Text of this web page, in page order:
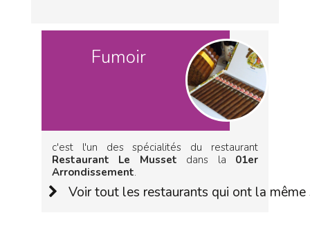
Fumoir
c'est l'un des spécialités du restaurant
Restaurant Le Musset dans la 01er
Arrondissement.
Voir tout les restaurants qui ont la même